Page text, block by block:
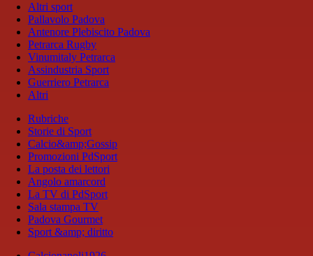
Altri sport
Pallavolo Padova
Antenore Plebiscito Padova
Petrarca Rugby
Vinumitaly Petrarca
Assindustria Sport
Guerriero Petrarca
Altri
Rubriche
Storie di Sport
Calcio&amp;Gossip
Promozioni PdSport
La posta dei lettori
Angolo amarcord
La TV di PdSport
Sala stampa TV
Padova Gourmet
Sport &amp; diritto